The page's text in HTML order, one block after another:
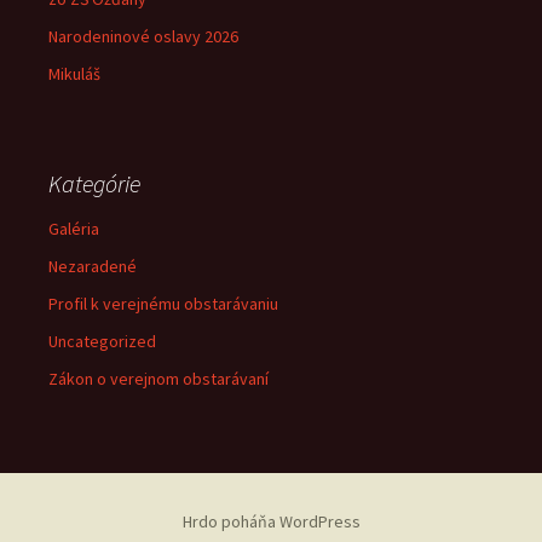
Narodeninové oslavy 2026
Mikuláš
Kategórie
Galéria
Nezaradené
Profil k verejnému obstarávaniu
Uncategorized
Zákon o verejnom obstarávaní
Hrdo poháňa WordPress